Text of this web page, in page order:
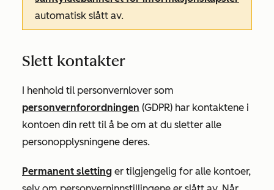
automatisk slått av.
Slett kontakter
I henhold til personvernlover som
personvernforordningen (GDPR) har kontaktene i
kontoen din rett til å be om at du sletter alle
personopplysningene deres.
Permanent sletting er tilgjengelig for alle kontoer,